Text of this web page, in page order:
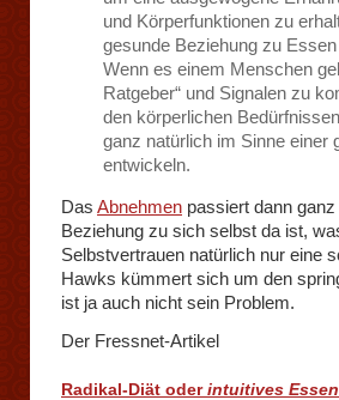
und Körperfunktionen zu
gesunde Beziehung zu
Wenn es einem Menschen
Ratgeber“ und Signalen zu
den körperlichen
ganz natürlich im Sinne einer
entwickeln.
Das Abnehmen passiert dann
Beziehung zu sich selbst da ist,
Selbstvertrauen natürlich nur eine
Hawks kümmert sich um den
ist ja auch nicht sein Problem.
Der Fressnet-Artikel
Radikal-Diät oder intuitives Essen